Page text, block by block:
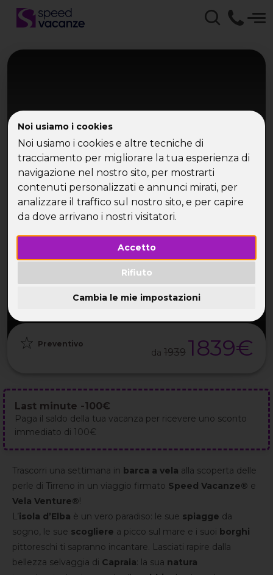
Noi usiamo i cookies
Noi usiamo i cookies e altre tecniche di
tracciamento per migliorare la tua esperienza di
navigazione nel nostro sito, per mostrarti
contenuti personalizzati e annunci mirati, per
analizzare il traffico sul nostro sito, e per capire
da dove arrivano i nostri visitatori.
Accetto
Rifiuto
Cambia le mie impostazioni
Isola d'Elba
Elba, Capraia e Corsica in vela
15 Ago
Preventivo
da 1939 1839€
Last minute -100€
Paga il saldo della tua vacanza per ricevere uno sconto
immediato di 100€
Trascorri una settimana in barca a vela alla scoperta delle
perle di Tirreno in un viaggio firmato Speed Vacanze® e
Vela Venture®!
L’isola d’Elba è un vero paradiso: le sue spiagge da
sogno, le sue scogliere a picco sul mare e i suoi borghi
pittoreschi ti sapranno incantare. Lasciati rapire dalla
bellezza selvaggia di Capraia: la sua natura